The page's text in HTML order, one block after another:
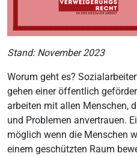
Stand: November 2023
Worum geht es?
gehen einer öffentlich
arbeiten mit allen Menschen,
und Problemen anvertrauen.
möglich wenn die Menschen
einem geschützten Raum